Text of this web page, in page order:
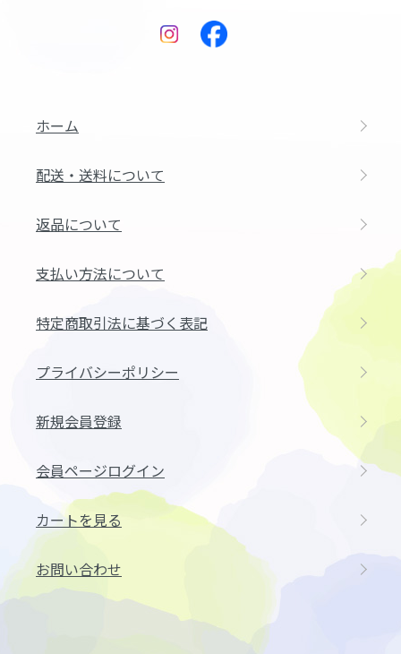
ホーム
配送・送料について
返品について
支払い方法について
特定商取引法に基づく表記
プライバシーポリシー
新規会員登録
会員ページログイン
カートを見る
お問い合わせ